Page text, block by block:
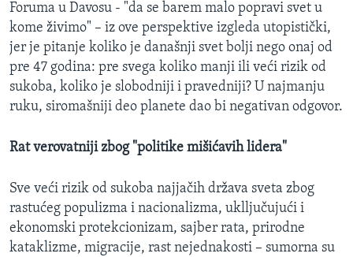
Foruma u Davosu - "da se barem malo popravi svet u
kome živimo" – iz ove perspektive izgleda utopistički,
jer je pitanje koliko je današnji svet bolji nego onaj od
pre 47 godina: pre svega koliko manji ili veći rizik od
sukoba, koliko je slobodniji i pravedniji? U najmanju
ruku, siromašniji deo planete dao bi negativan odgovor.
Rat verovatniji zbog "politike mišićavih lidera"
Sve veći rizik od sukoba najjačih država sveta zbog
rastućeg populizma i nacionalizma, uklljučujući i
ekonomski protekcionizam, sajber rata, prirodne
kataklizme, migracije, rast nejednakosti – sumorna su